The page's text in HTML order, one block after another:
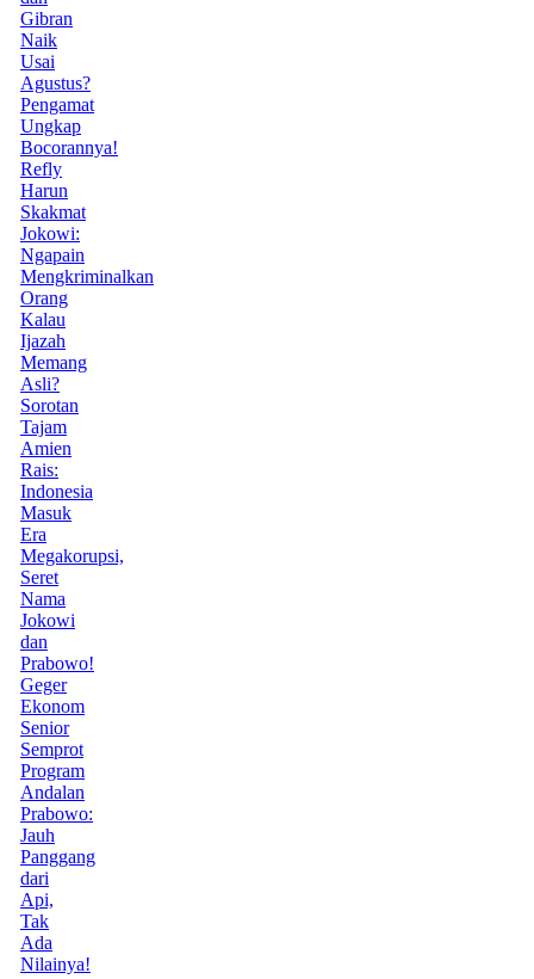
Gibran
Naik
Usai
Agustus?
Pengamat
Ungkap
Bocorannya!
Refly
Harun
Skakmat
Jokowi:
Ngapain
Mengkriminalkan
Orang
Kalau
Ijazah
Memang
Asli?
Sorotan
Tajam
Amien
Rais:
Indonesia
Masuk
Era
Megakorupsi,
Seret
Nama
Jokowi
dan
Prabowo!
Geger
Ekonom
Senior
Semprot
Program
Andalan
Prabowo:
Jauh
Panggang
dari
Api,
Tak
Ada
Nilainya!